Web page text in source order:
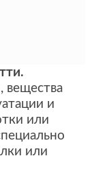
вещества
и
или
или